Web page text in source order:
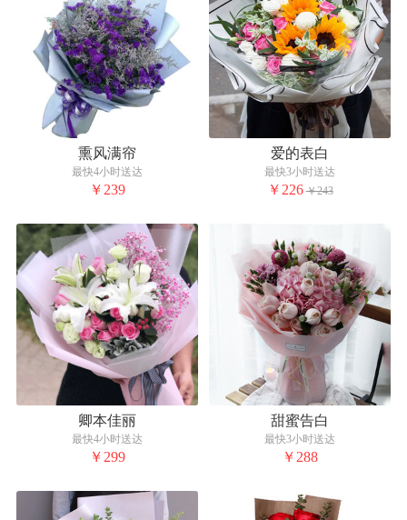
熏风满帘
最快4小时送达
￥239
爱的表白
最快3小时送达
￥226 ￥243
卿本佳丽
最快4小时送达
￥299
甜蜜告白
最快3小时送达
￥288